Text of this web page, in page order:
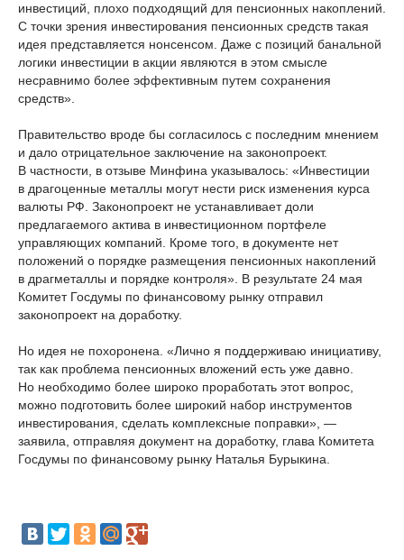
инвестиций, плохо подходящий для пенсионных накоплений.
С точки зрения инвестирования пенсионных средств такая
идея представляется нонсенсом. Даже с позиций банальной
логики инвестиции в акции являются в этом смысле
несравнимо более эффективным путем сохранения
средств».
Правительство вроде бы согласилось с последним мнением
и дало отрицательное заключение на законопроект.
В частности, в отзыве Минфина указывалось: «Инвестиции
в драгоценные металлы могут нести риск изменения курса
валюты РФ. Законопроект не устанавливает доли
предлагаемого актива в инвестиционном портфеле
управляющих компаний. Кроме того, в документе нет
положений о порядке размещения пенсионных накоплений
в драгметаллы и порядке контроля». В результате 24 мая
Комитет Госдумы по финансовому рынку отправил
законопроект на доработку.
Но идея не похоронена. «Лично я поддерживаю инициативу,
так как проблема пенсионных вложений есть уже давно.
Но необходимо более широко проработать этот вопрос,
можно подготовить более широкий набор инструментов
инвестирования, сделать комплексные поправки», —
заявила, отправляя документ на доработку, глава Комитета
Госдумы по финансовому рынку Наталья Бурыкина.